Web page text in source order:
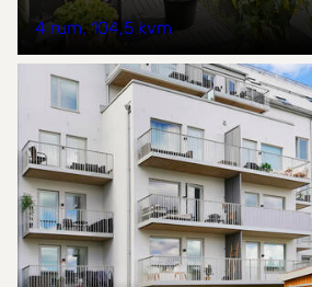
4 rum 104,5 kvm